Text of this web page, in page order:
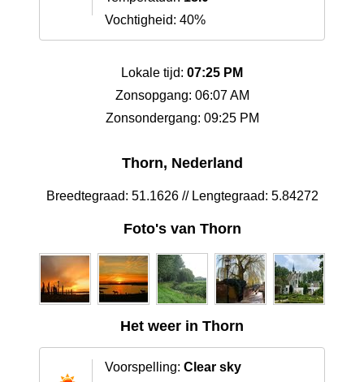
Vochtigheid: 40%
Lokale tijd: 07:25 PM
Zonsopgang: 06:07 AM
Zonsondergang: 09:25 PM
Thorn, Nederland
Breedtegraad: 51.1626 // Lengtegraad: 5.84272
Foto's van Thorn
Het weer in Thorn
Voorspelling: Clear sky